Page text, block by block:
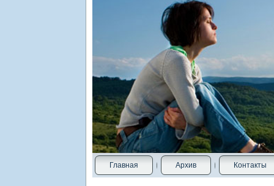
Главная Архив Контакты